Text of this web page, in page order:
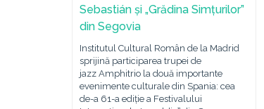
Sebastián și „Grădina Simțurilor”
din Segovia
Institutul Cultural Român de la Madrid
sprijină participarea trupei de
jazz Amphitrio la două importante
evenimente culturale din Spania: cea
de-a 61-a ediție a Festivalului